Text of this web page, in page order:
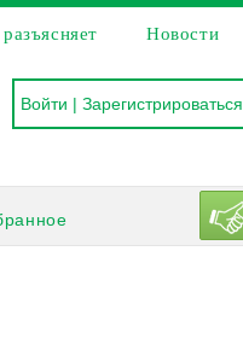
Новости
Войти | Зарегистрироваться